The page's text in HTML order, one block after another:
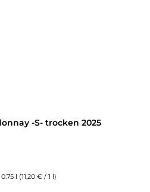
-S- trocken 2025
0.75 l (11,20 € / 1 l)